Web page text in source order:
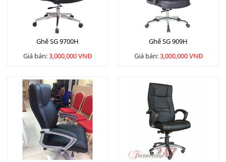
Ghế SG 9700H
Giá bán:3,000,000 VNĐ
Ghế SG 909H
Giá bán:3,000,000 VNĐ